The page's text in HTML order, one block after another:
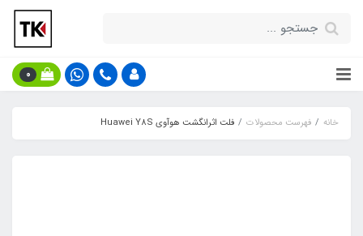
0
خانه فهرست محصولات فلت اثرانگشت هوآوی Huawei Y8S